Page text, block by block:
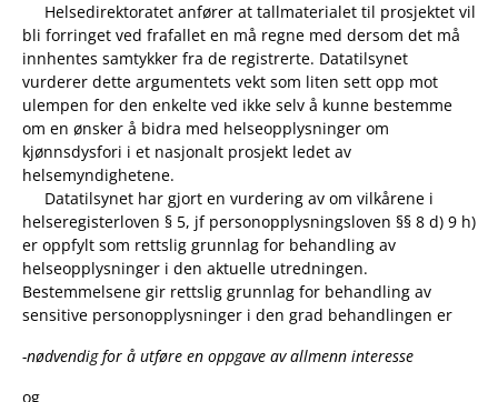
Helsedirektoratet anfører at tallmaterialet til prosjektet vil
bli forringet ved frafallet en må regne med dersom det må
innhentes samtykker fra de registrerte. Datatilsynet
vurderer dette argumentets vekt som liten sett opp mot
ulempen for den enkelte ved ikke selv å kunne bestemme
om en ønsker å bidra med helseopplysninger om
kjønnsdysfori i et nasjonalt prosjekt ledet av
helsemyndighetene.
Datatilsynet har gjort en vurdering av om vilkårene i
helseregisterloven § 5, jf personopplysningsloven §§ 8 d) 9 h)
er oppfylt som rettslig grunnlag for behandling av
helseopplysninger i den aktuelle utredningen.
Bestemmelsene gir rettslig grunnlag for behandling av
sensitive personopplysninger i den grad behandlingen er
-nødvendig for å utføre en oppgave av allmenn interesse
og